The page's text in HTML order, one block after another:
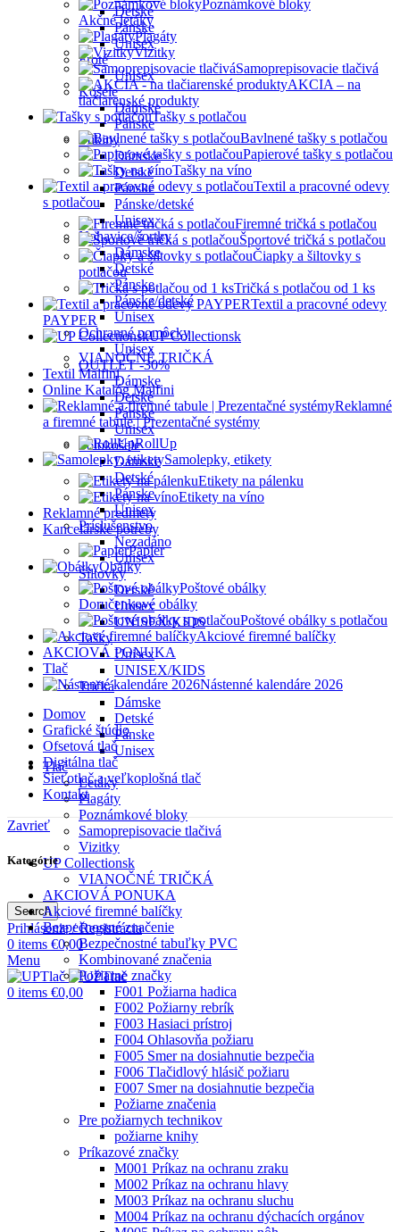
Detské
Pánske
Unisex
Froté
Unisex
Košele
Dámske
Pánske
Mikiny
Dámske
Detské
Pánske
Pánske/detské
Unisex
Nohavice/šortky
Dámske
Detské
Pánske
Pánske/detské
Unisex
Ochranné pomôcky
Unisex
OUTLET -30%
Dámske
Detské
Pánske
Unisex
Polokošele
Dámske
Detské
Pánske
Unisex
Príslušenstvo
Nezadáno
Unisex
Šiltovky
Detské
Unisex
UNISEX/KIDS
Tašky
Unisex
UNISEX/KIDS
Tričká
Dámske
Detské
Pánske
Unisex
Tlač
Letáky
Plagáty
Poznámkové bloky
Samoprepisovacie tlačivá
Vizitky
UP Collectionsk
VIANOČNÉ TRIČKÁ
Search
Prihlásenie / Registrácia
0 items €0,00
Menu
0 items €0,00
Poznámkové bloky
Akčné letáky
Plagáty
Vizitky
Samoprepisovacie tlačivá
AKCIA – na
tlačiarenské produkty
Tašky s potlačou
Bavlnené tašky s potlačou
Papierové tašky s potlačou
Tašky na víno
Textil a pracovné odevy
s potlačou
Firemné tričká s potlačou
Športové tričká s potlačou
Čiapky a šiltovky s
potlačou
Tričká s potlačou od 1 ks
Textil a pracovné odevy
PAYPER
UP Collectionsk
VIANOČNÉ TRIČKÁ
Textil Malfini
Online Katalóg Malfini
Reklamné
a firemné tabule | Prezentačné systémy
RollUp
Samolepky, etikety
Etikety na pálenku
Etikety na víno
Reklamné predmety
Kancelárske potreby
Papier
Obálky
Poštové obálky
Doručenkové obálky
Poštové obálky s potlačou
Akciové firemné balíčky
AKCIOVÁ PONUKA
Tlač
Nástenné kalendáre 2026
Domov
Grafické štúdio
Ofsetová tlač
Digitálna tlač
Sieťotlač a veľkoplošná tlač
Kontakt
Zavrieť
Kategórie
AKCIOVÁ PONUKA
Akciové firemné balíčky
Bezpečnostné značenie
Bezpečnostné tabuľky PVC
Kombinované značenia
Požiarne značky
F001 Požiarna hadica
F002 Požiarny rebrík
F003 Hasiaci prístroj
F004 Ohlasovňa požiaru
F005 Smer na dosiahnutie bezpečia
F006 Tlačidlový hlásič požiaru
F007 Smer na dosiahnutie bezpečia
Požiarne značenia
Pre požiarnych technikov
požiarne knihy
Príkazové značky
M001 Príkaz na ochranu zraku
M002 Príkaz na ochranu hlavy
M003 Príkaz na ochranu sluchu
M004 Príkaz na ochranu dýchacích orgánov